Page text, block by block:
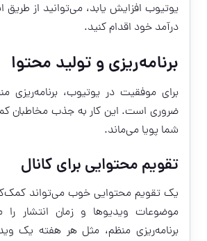
یوتیوب افزایش یابد، می‌توانید از طریق
درآمد خود اقدام کنید.
برنامه‌ریزی و تولید محتوا
برای موفقیت در یوتیوب، برنامه‌ریزی
ضروری است. این کار به جذب مخاطبان
شما پویا می‌ماند.
تقویم محتوایی برای کانال
یک تقویم محتوایی خوب می‌تواند
موضوعات ویدیوها و زمان انتشار
برنامه‌ریزی منظم، مثل هر هفته یک